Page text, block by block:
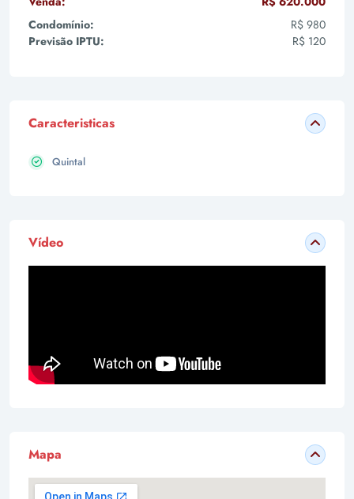
Condomínio:
R$ 980
Previsão IPTU:
R$ 120
Caracteristicas
Quintal
Vídeo
Mapa